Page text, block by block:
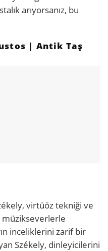
arıyorsanız, bu
| Antik Taş
virtüöz tekniği ve
müzikseverlerle
inceliklerini zarif bir
Székely, dinleyicilerini